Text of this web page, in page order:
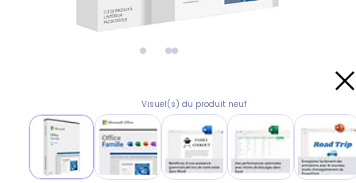
Visuel(s) du produit neuf